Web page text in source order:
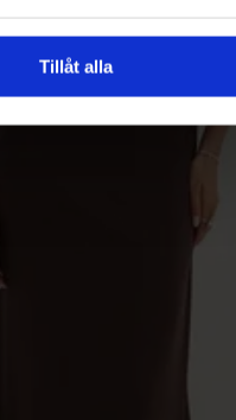
Tillåt alla